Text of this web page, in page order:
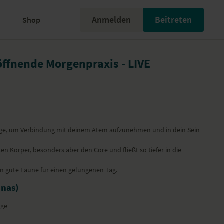
Shop Anmelden Beitreten
Morgenpraxis - LIVE
um Verbindung mit deinem Atem aufzunehmen und in dein Sein
Körper, besonders aber den Core und fließt so tiefer in die
Laune für einen gelungenen Tag.